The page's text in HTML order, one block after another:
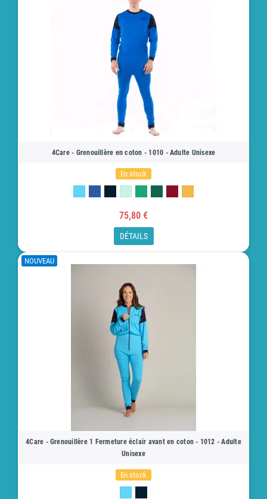
4Care - Grenouillère en coton - 1010 - Adulte Unisexe
En stock
75,80 €
DÉTAILS
NOUVEAU
4Care - Grenouillère 1 Fermeture éclair avant en coton - 1012 - Adulte
Unisexe
En stock